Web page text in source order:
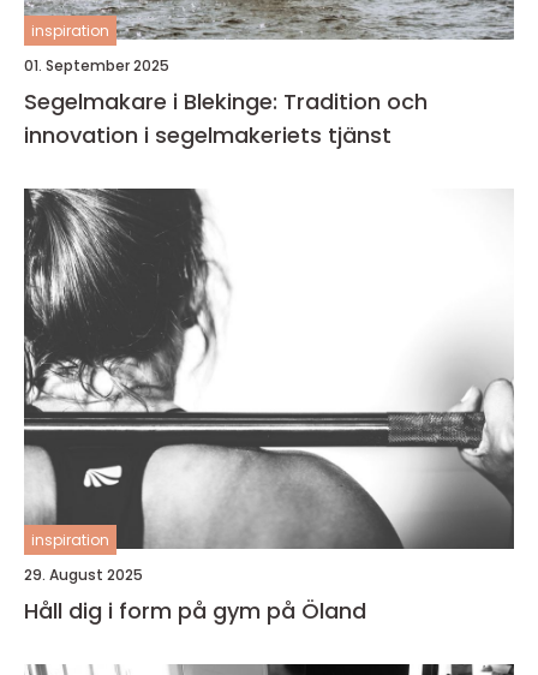
inspiration
01. September 2025
Segelmakare i Blekinge: Tradition och
innovation i segelmakeriets tjänst
inspiration
29. August 2025
Håll dig i form på gym på Öland